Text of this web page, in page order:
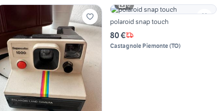
6
polaroid snap touch
80 €
Castagnole Piemonte(TO)